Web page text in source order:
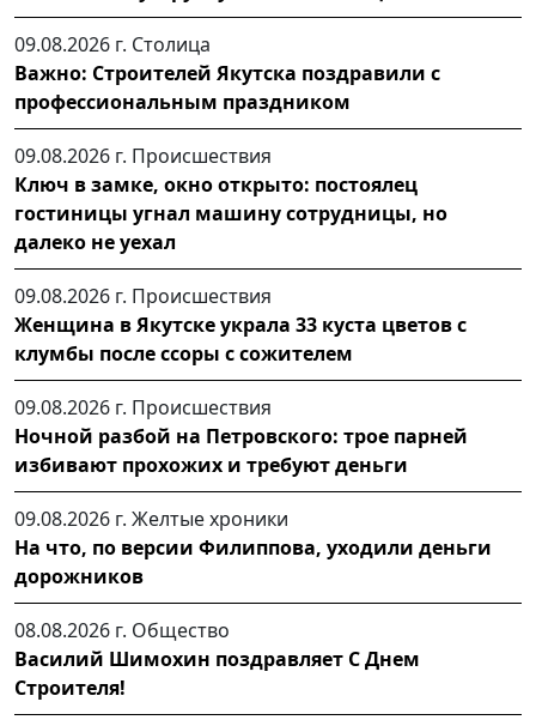
09.08.2026 г. Столица
Важно: Строителей Якутска поздравили с
профессиональным праздником
09.08.2026 г. Происшествия
Ключ в замке, окно открыто: постоялец
гостиницы угнал машину сотрудницы, но
далеко не уехал
09.08.2026 г. Происшествия
Женщина в Якутске украла 33 куста цветов с
клумбы после ссоры с сожителем
09.08.2026 г. Происшествия
Ночной разбой на Петровского: трое парней
избивают прохожих и требуют деньги
09.08.2026 г. Желтые хроники
На что, по версии Филиппова, уходили деньги
дорожников
08.08.2026 г. Общество
Василий Шимохин поздравляет С Днем
Строителя!